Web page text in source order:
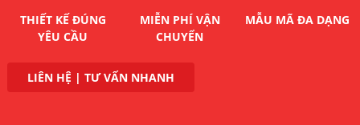
THIẾT KẾ ĐÚNG
YÊU CẦU
MIỄN PHÍ VẬN
CHUYỂN
MẪU MÃ ĐA DẠNG
LIÊN HỆ | TƯ VẤN NHANH